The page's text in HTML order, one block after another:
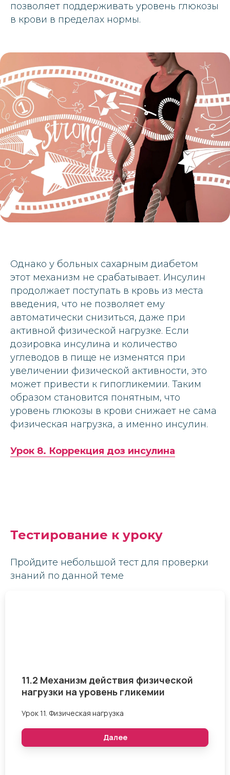
позволяет поддерживать уровень глюкозы
в крови в пределах нормы.
Однако у больных сахарным диабетом
этот механизм не срабатывает. Инсулин
продолжает поступать в кровь из места
введения, что не позволяет ему
автоматически снизиться, даже при
активной физической нагрузке. Если
дозировка инсулина и количество
углеводов в пище не изменятся при
увеличении физической активности, это
может привести к гипогликемии. Таким
образом становится понятным, что
уровень глюкозы в крови снижает не сама
физическая нагрузка, а именно инсулин.
Урок 8. Коррекция доз инсулина
Тестирование к уроку
Пройдите небольшой тест для проверки
знаний по данной теме